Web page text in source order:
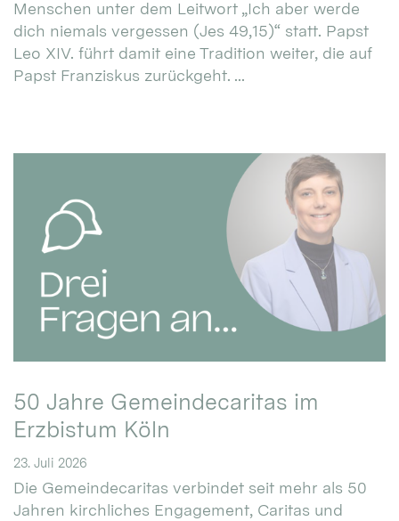
Menschen unter dem Leitwort „Ich aber werde
dich niemals vergessen (Jes 49,15)“ statt. Papst
Leo XIV. führt damit eine Tradition weiter, die auf
Papst Franziskus zurückgeht. ...
50 Jahre Gemeindecaritas im
Erzbistum Köln
23. Juli 2026
Die Gemeindecaritas verbindet seit mehr als 50
Jahren kirchliches Engagement, Caritas und